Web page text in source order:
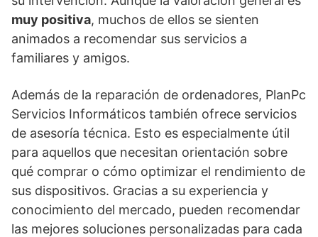
muy positiva, muchos de ellos se sienten
animados a recomendar sus servicios a
familiares y amigos.
Además de la reparación de ordenadores, PlanPc
Servicios Informáticos también ofrece servicios
de asesoría técnica. Esto es especialmente útil
para aquellos que necesitan orientación sobre
qué comprar o cómo optimizar el rendimiento de
sus dispositivos. Gracias a su experiencia y
conocimiento del mercado, pueden recomendar
las mejores soluciones personalizadas para cada